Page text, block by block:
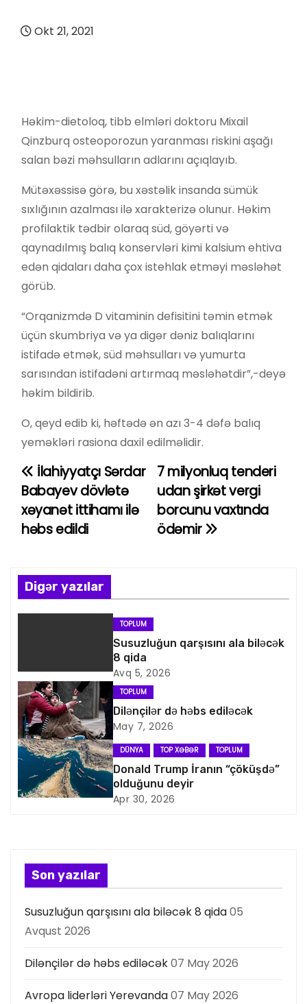
Okt 21, 2021
Həkim-dietoloq, tibb elmləri doktoru Mixail
Qinzburq osteoporozun yaranması riskini aşağı
salan bəzi məhsulların adlarını açıqlayıb.
Mütəxəssisə görə, bu xəstəlik insanda sümük
sıxlığının azalması ilə xarakterizə olunur. Həkim
profilaktik tədbir olaraq süd, göyərti və
qaynadılmış balıq konservləri kimi kalsium ehtiva
edən qidaları daha çox istehlak etməyi məsləhət
görüb.
“Orqanizmdə D vitaminin defisitini təmin etmək
üçün skumbriya və ya digər dəniz balıqlarını
istifadə etmək, süd məhsulları və yumurta
sarısından istifadəni artırmaq məsləhətdir”,-deyə
həkim bildirib.
O, qeyd edib ki, həftədə ən azı 3-4 dəfə balıq
yeməkləri rasiona daxil edilməlidir.
Y
a
z
n
a
i
q
a
s
i
s
ı
7 milyonluq tenderi
udan şirkət vergi
borcunu vaxtında
ödəmir
İlahiyyatçı Sərdar
Babayev dövlətə
xəyanət ittihamı ilə
həbs edildi
Digər yazılar
TOPLUM
Susuzluğun qarşısını ala biləcək
8 qida
Avq 5, 2026
TOPLUM
Dilənçilər də həbs ediləcək
May 7, 2026
DÜNYA TOP XƏBƏR TOPLUM
Donald Trump İranın “çöküşdə”
olduğunu deyir
Apr 30, 2026
Son yazılar
Susuzluğun qarşısını ala biləcək 8 qida05
Avqust 2026
Dilənçilər də həbs ediləcək07 May 2026
Avropa liderləri Yerevanda07 May 2026